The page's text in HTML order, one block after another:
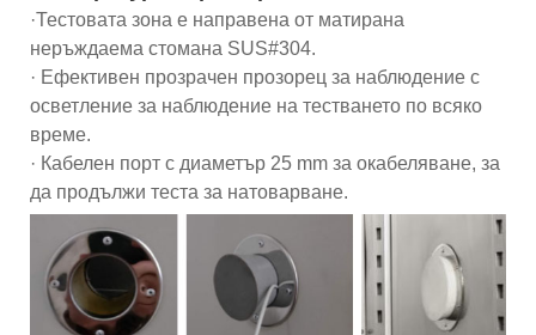
·Тестовата зона е направена от матирана
неръждаема стомана SUS#304.
· Ефективен прозрачен прозорец за наблюдение с
осветление за наблюдение на тестването по всяко
време.
· Кабелен порт с диаметър 25 mm за окабеляване, за
да продължи теста за натоварване.